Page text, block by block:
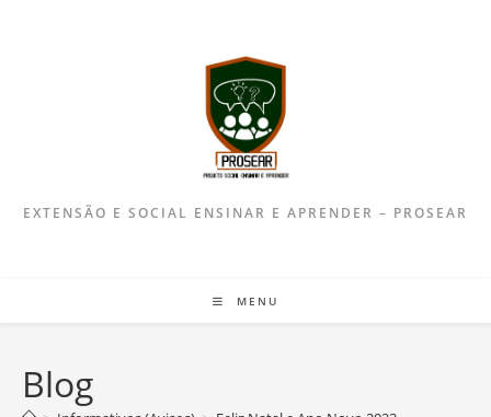
EXTENSÃO E SOCIAL ENSINAR E APRENDER – PROSEAR
MENU
Blog